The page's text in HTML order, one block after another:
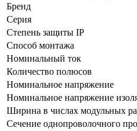
Бренд
Серия
Степень защиты IP
Способ монтажа
Номинальный ток
Количество полюсов
Номинальное напряжение
Номинальное напряжение
Ширина в числах модульных
Сечение однопроволочного